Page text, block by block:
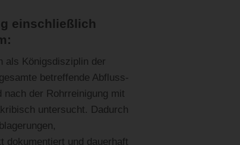
einschließlich
als Königsdisziplin der
betreffende Abfluss-
nach der Rohrreinigung mit
untersucht. Dadurch
dokumentiert und dauerhaft